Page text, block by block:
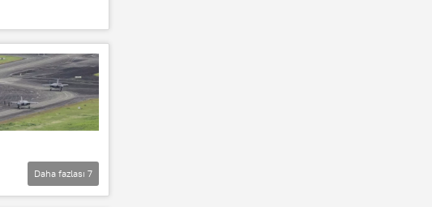
Daha fazlası 7